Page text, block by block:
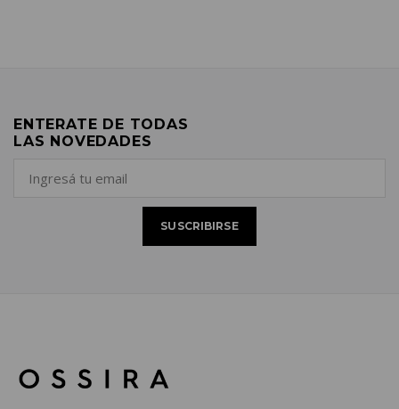
ENTERATE DE TODAS
LAS NOVEDADES